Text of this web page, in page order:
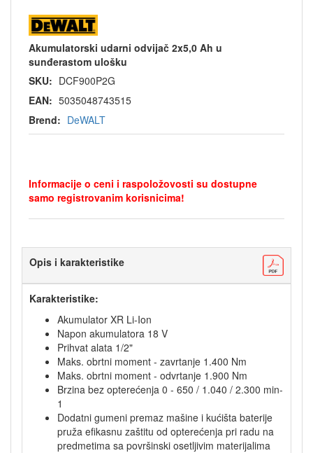
Akumulatorski udarni odvijač 2x5,0 Ah u
sunđerastom ulošku
SKU: DCF900P2G
EAN: 5035048743515
Brend: DeWALT
Informacije o ceni i raspoložovosti su dostupne
samo registrovanim korisnicima!
Opis i karakteristike
Karakteristike:
Akumulator XR Li-Ion
Napon akumulatora 18 V
Prihvat alata 1/2"
Maks. obrtni moment - zavrtanje 1.400 Nm
Maks. obrtni moment - odvrtanje 1.900 Nm
Brzina bez opterećenja 0 - 650 / 1.040 / 2.300 min-
1
Dodatni gumeni premaz mašine i kućišta baterije
pruža efikasnu zaštitu od opterećenja pri radu na
predmetima sa površinski osetljivim materijalima